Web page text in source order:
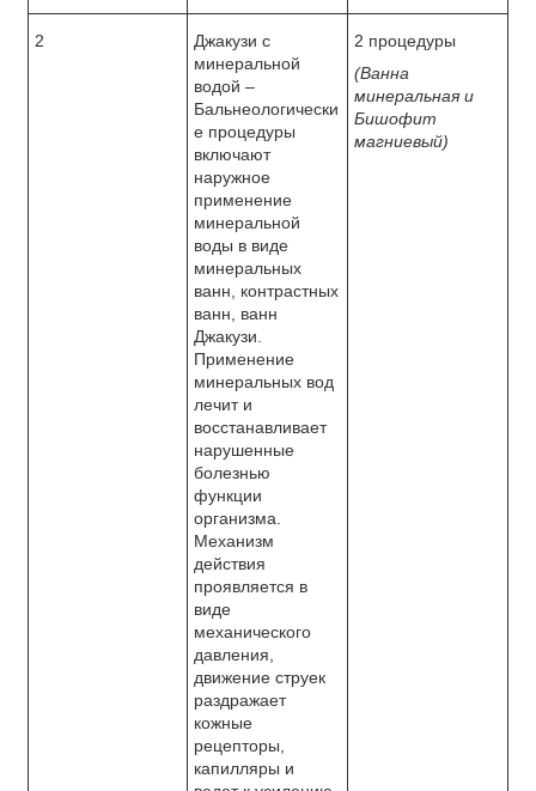
2
Джакузи с
минеральной
водой –
Бальнеологически
е процедуры
включают
наружное
применение
минеральной
воды в виде
минеральных
ванн, контрастных
ванн, ванн
Джакузи.
Применение
минеральных вод
лечит и
восстанавливает
нарушенные
болезнью
функции
организма.
Механизм
действия
проявляется в
виде
механического
давления,
движение струек
раздражает
кожные
рецепторы,
капилляры и
2 процедуры
(Ванна
минеральная и
Бишофит
магниевый)